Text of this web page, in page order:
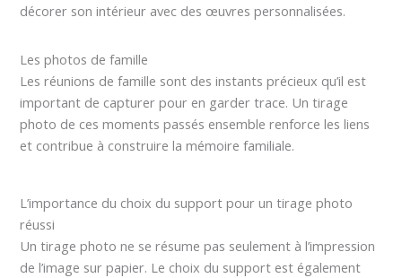
décorer son intérieur avec des œuvres personnalisées.
Les photos de famille
Les réunions de famille sont des instants précieux qu’il est
important de capturer pour en garder trace. Un tirage
photo de ces moments passés ensemble renforce les liens
et contribue à construire la mémoire familiale.
L’importance du choix du support pour un tirage photo
réussi
Un tirage photo ne se résume pas seulement à l’impression
de l’image sur papier. Le choix du support est également